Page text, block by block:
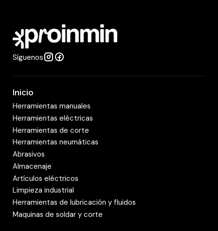
d
Síguenos
Inicio
Herramientas manuales
Herramientas eléctricas
Herramientas de corte
Herramientas neumáticas
Abrasivos
Almacenaje
Artículos eléctricos
Limpieza industrial
Herramientas de lubricación y fluidos
Maquinas de soldar y corte